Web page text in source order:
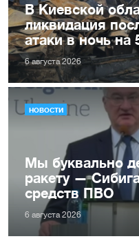
В Киевской
ликвидация
атаки в ночь на
6 августа 2026
НОВОСТИ
Мы буквально
ракету —
средств ПВО
6 августа 2026